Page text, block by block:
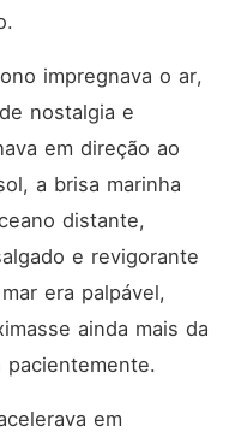
impregnava o ar,
nostalgia e
em direção ao
a brisa marinha
distante,
e revigorante
era palpável,
ainda mais da
pacientemente.
em